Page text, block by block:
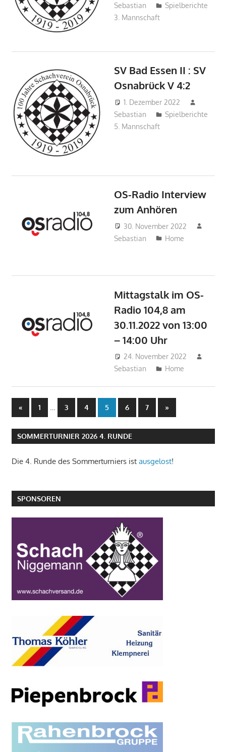
Sebastian
Spielberichte
3. Mannschaft
SV Bad Essen II : SV
Osnabrück V 4:2
1. Dezember 2022
Sebastian
Spielberichte
5. Mannschaft
OS-Radio Interview
zum Anhören
30. November 2022
Sebastian
Home
Mittagstalk im OS-
Radio 104,8 am
30.11.2022 von 13:00
– 14:00 Uhr
24. November 2022
Sebastian
Home
Seitennummerierung
der
Beiträge
«Vorherige
Beiträge
1 … 3 4 5 6 7
Nächste
Beiträge
»
SOMMERTURNIER 2026 4. RUNDE
Die 4. Runde des Sommerturniers ist ausgelost!
SPONSOREN